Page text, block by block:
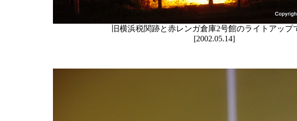
旧横浜税関跡と赤レンガ倉庫2号館のライトアップ
[2002.05.14]